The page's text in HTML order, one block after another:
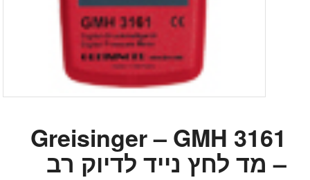
Greisinger – GMH 3161
– מד לחץ נייד לדיוק רב